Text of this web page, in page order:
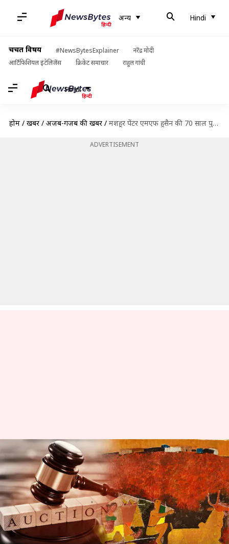
अन्य Hindi
चर्चित विषय #NewsBytesExplainer
नरेंद्र मोदी
आर्टिफिशियल इंटेलिजेंस
क्रिकेट समाचार राहुल गांधी
Hindi
होम / खबरें / अजब-गजब की खबरें / मशहूर पेंटर एमएफ हुसैन की 70 साल पुरानी पेंटिंग हुई नीलाम, 100 करोड़ में बिकी
ADVERTISEMENT
मशहूर पेंटर एमएफ हुसैन की 70 साल
पुरानी पेंटिंग हुई नीलाम, 100 करोड़
में बिकी
लेखन सयाली Mar 21, 2025 12:41 pm
क्या है खबर?